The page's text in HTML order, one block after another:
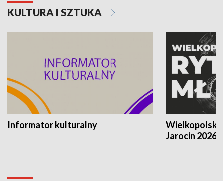
KULTURA I SZTUKA
Informator kulturalny
Jarocin 2026